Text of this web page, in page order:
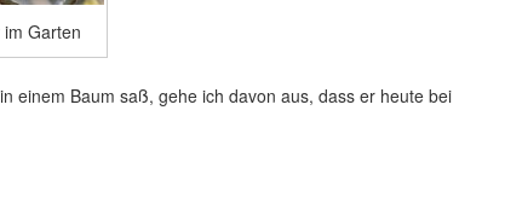
Garten
einem Baum saß, gehe ich davon aus, dass er heute bei